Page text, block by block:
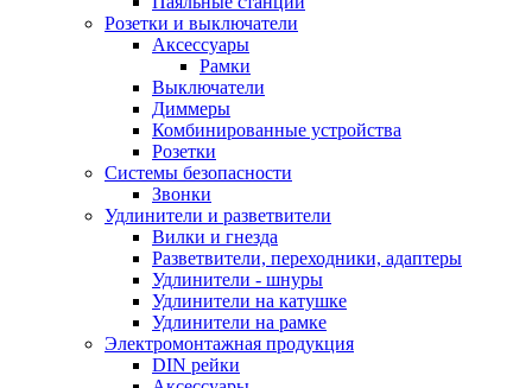
Розетки и выключатели
Аксессуары
Рамки
Выключатели
Диммеры
Комбинированные устройства
Розетки
Системы безопасности
Звонки
Удлинители и разветвители
Вилки и гнезда
Разветвители, переходники, адаптеры
Удлинители - шнуры
Удлинители на катушке
Удлинители на рамке
Электромонтажная продукция
DIN рейки